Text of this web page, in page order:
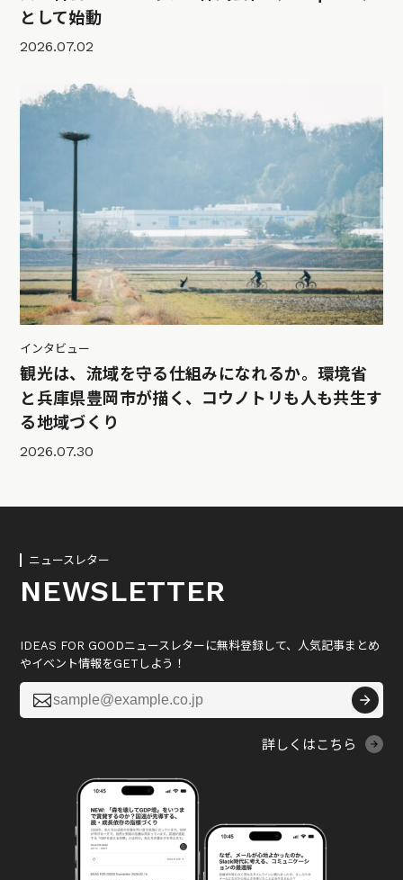
として始動
2026.07.02
インタビュー
観光は、流域を守る仕組みになれるか。環境省
と兵庫県豊岡市が描く、コウノトリも人も共生す
る地域づくり
2026.07.30
ニュースレター
NEWSLETTER
IDEAS FOR GOODニュースレターに無料登録して、人気記事まとめ
やイベント情報をGETしよう！

詳しくはこちら